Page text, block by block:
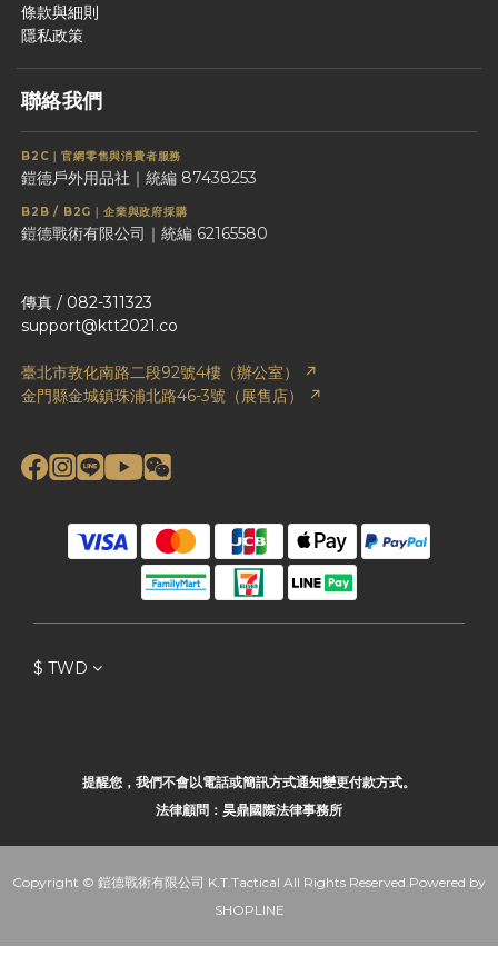
條款與細則
隱私政策
聯絡我們
B2C｜官網零售與消費者服務
鎧德戶外用品社｜統編 87438253
B2B / B2G｜企業與政府採購
鎧德戰術有限公司｜統編 62165580
傳真 / 082-311323
support@ktt2021.co
臺北市敦化南路二段92號4樓（辦公室） ↗
金門縣金城鎮珠浦北路46-3號（展售店） ↗
$ TWD
提醒您，我們不會以電話或簡訊方式通知變更付款方式。
法律顧問：昊鼎國際法律事務所
Copyright © 鎧德戰術有限公司 K.T.Tactical All Rights Reserved.Powered by
SHOPLINE